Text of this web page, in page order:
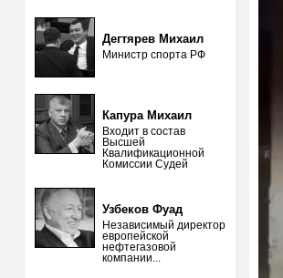
Дегтярев Михаил
Министр спорта РФ
Капура Михаил
Входит в состав
Высшей
Квалификационной
Комиссии Судей
Узбеков Фуад
Независимый директор
европейской
нефтегазовой
компании...